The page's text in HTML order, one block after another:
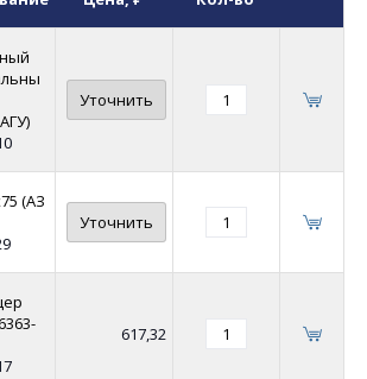
Уточнить
(АЗ
Уточнить
617,32